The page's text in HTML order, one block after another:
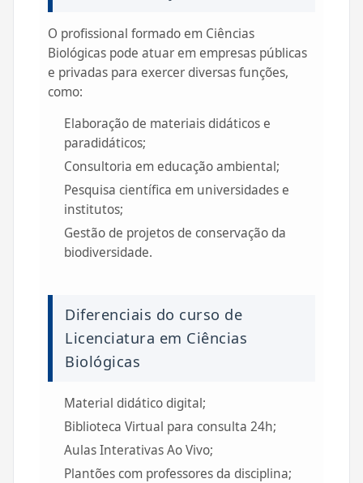
O profissional formado em Ciências
Biológicas pode atuar em empresas públicas
e privadas para exercer diversas funções,
como:
Elaboração de materiais didáticos e
paradidáticos;
Consultoria em educação ambiental;
Pesquisa científica em universidades e
institutos;
Gestão de projetos de conservação da
biodiversidade.
Diferenciais do curso de
Licenciatura em Ciências
Biológicas
Material didático digital;
Biblioteca Virtual para consulta 24h;
Aulas Interativas Ao Vivo;
Plantões com professores da disciplina;